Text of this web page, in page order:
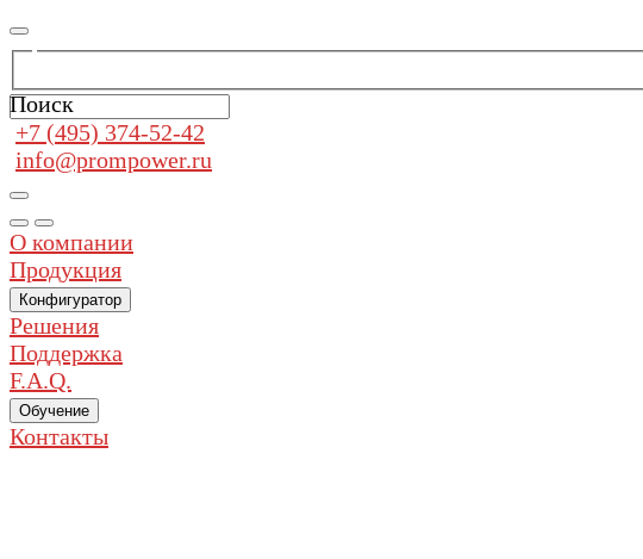
Поиск
+7 (495) 374-52-42
info@prompower.ru
О компании
Продукция
Конфигуратор
Решения
Поддержка
F.A.Q.
Обучение
Контакты